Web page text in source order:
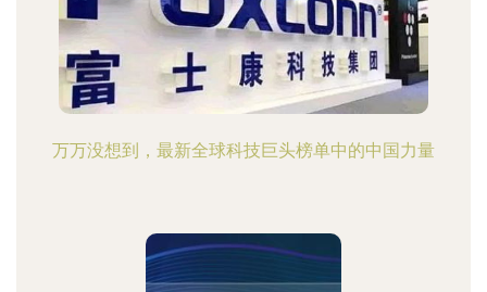
万万没想到，最新全球科技巨头榜单中的中国力量